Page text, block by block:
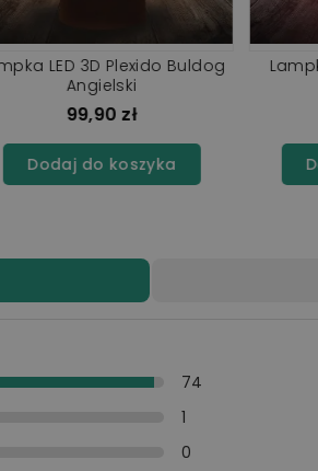
Lampka LED 3D Plexido Pies
Chihuahua
99,90 zł
Dodaj do koszyka
74
1
0